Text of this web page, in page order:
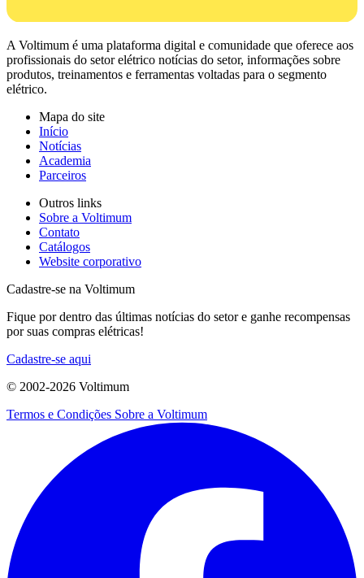
A Voltimum é uma plataforma digital e comunidade que oferece aos
profissionais do setor elétrico notícias do setor, informações sobre
produtos, treinamentos e ferramentas voltadas para o segmento
elétrico.
Mapa do site
Início
Notícias
Academia
Parceiros
Outros links
Sobre a Voltimum
Contato
Catálogos
Website corporativo
Cadastre-se na Voltimum
Fique por dentro das últimas notícias do setor e ganhe recompensas
por suas compras elétricas!
Cadastre-se aqui
© 2002-2026 Voltimum
Termos e Condições Sobre a Voltimum